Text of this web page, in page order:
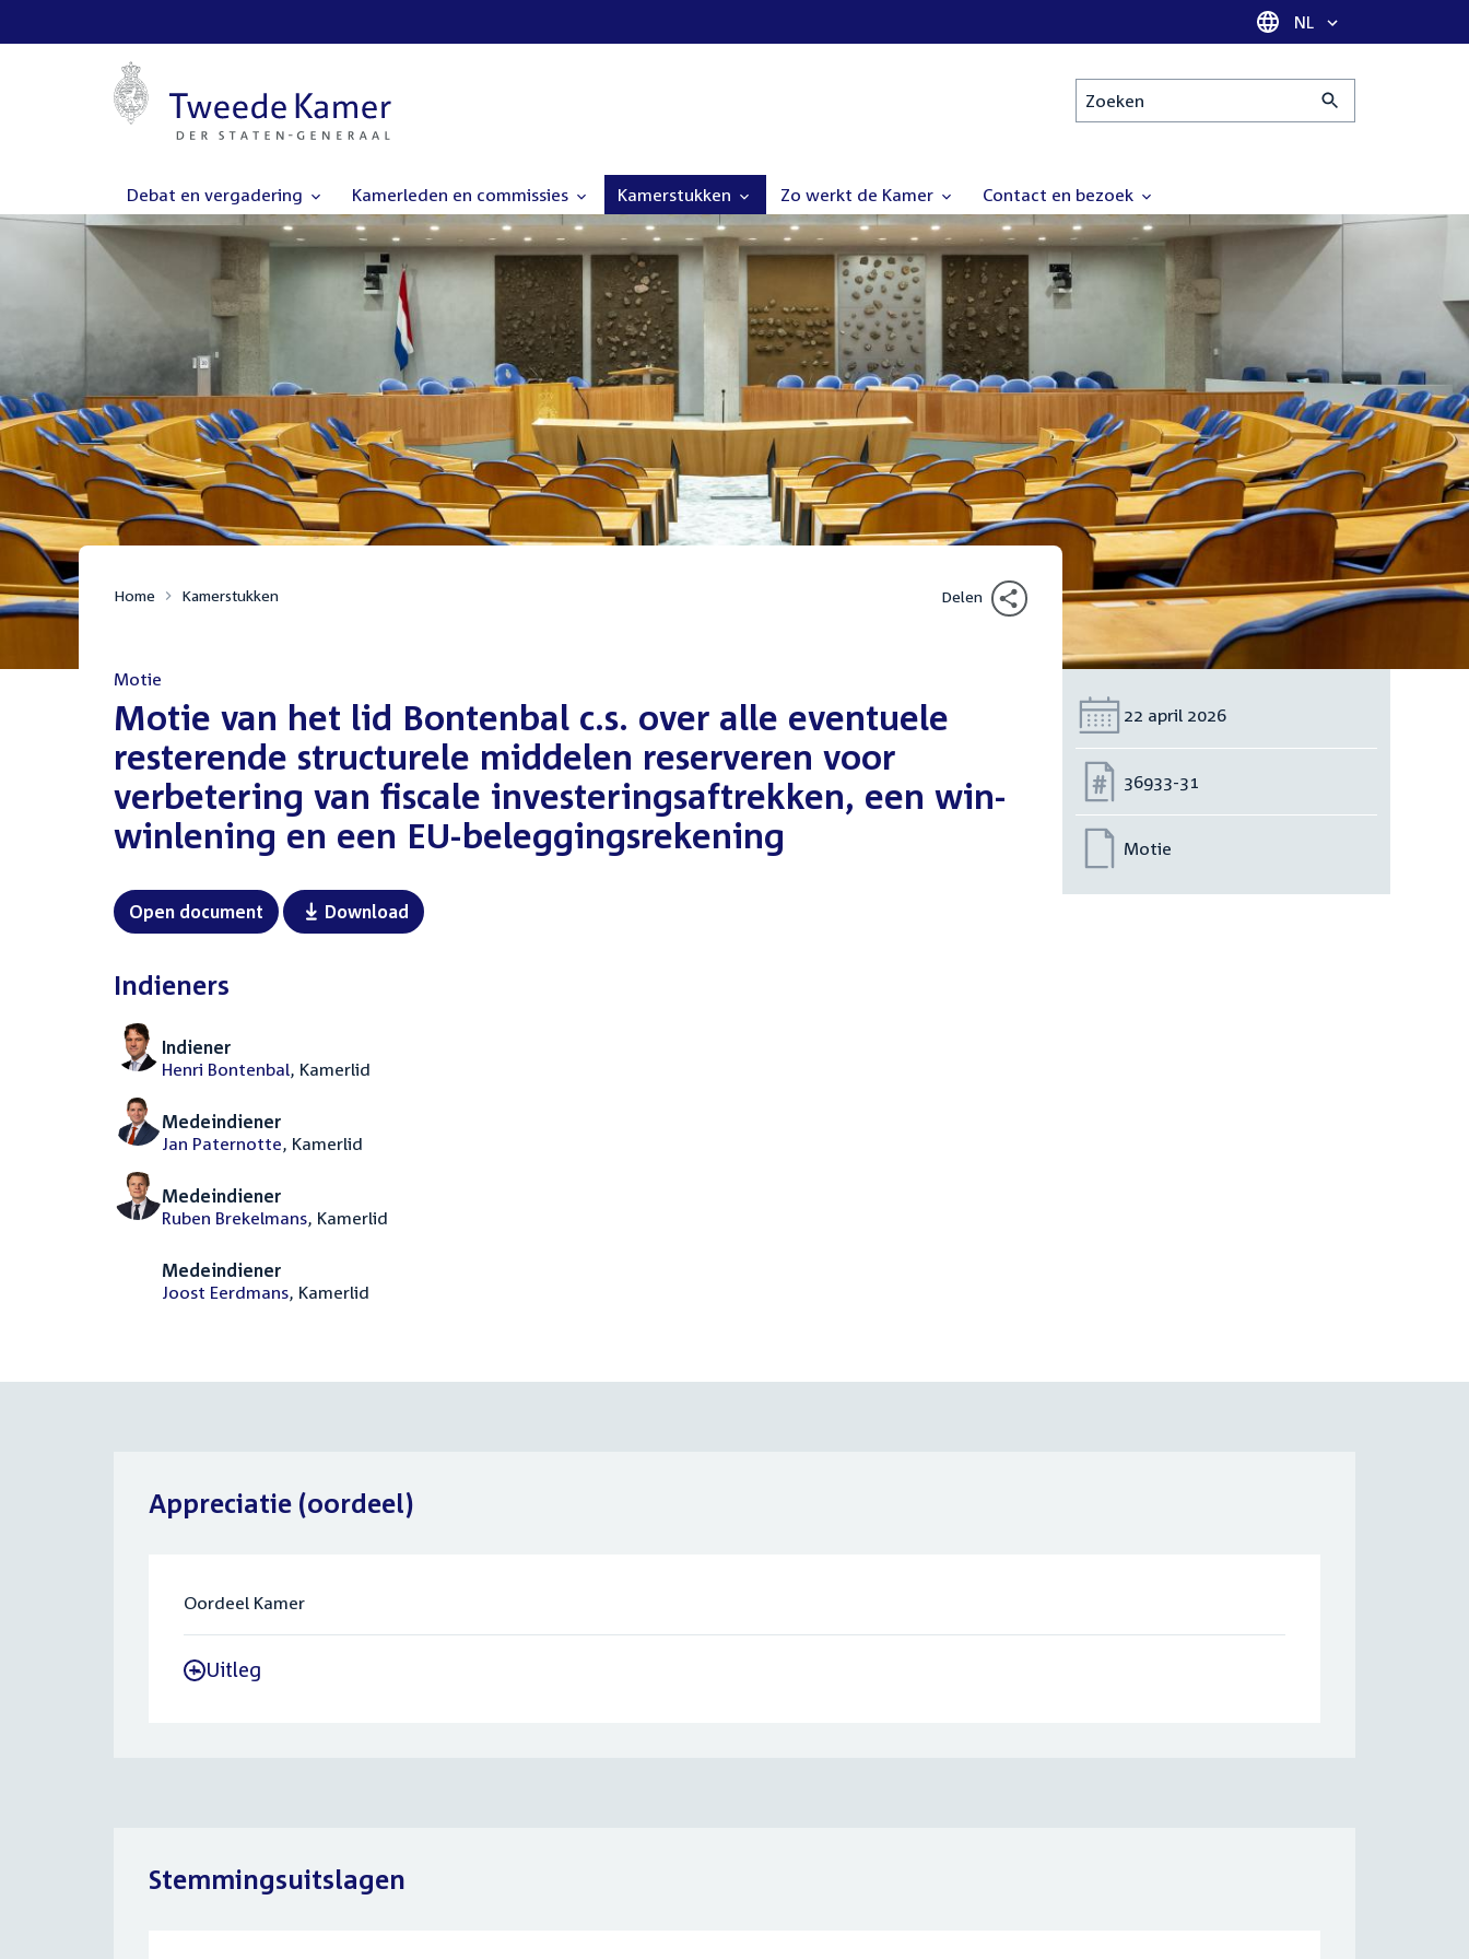
Taal selectie
NL
Zoeken
Debat en vergadering Kamerleden en commissies Kamerstukken Zo werkt de Kamer Contact en bezoek
Home Kamerstukken Delen
Motie
:Motie van het lid Bontenbal c.s. over alle eventuele
resterende structurele middelen reserveren voor
verbetering van fiscale investeringsaftrekken, een win-
winlening en een EU-beleggingsrekening
Open document Download
Indieners
Indiener
Henri Bontenbal, Kamerlid
Medeindiener
Jan Paternotte, Kamerlid
Medeindiener
Ruben Brekelmans, Kamerlid
Medeindiener
Joost Eerdmans, Kamerlid
Datum:
22 april 2026
Nummer:
36933-31
Motie
Appreciatie (oordeel)
Oordeel Kamer
- Uitleg
Stemmingsuitslagen